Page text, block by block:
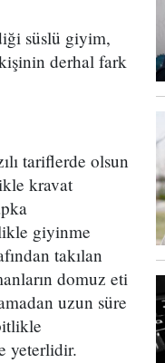
süslü giyim,
derhal fark
tariflerde olsun
kravat
giyinme
takılan
domuz eti
uzun süre
yeterlidir.